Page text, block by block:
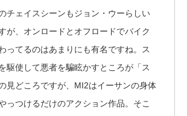
チェイスシーンもジョン・ウーらしい
が、オンロードとオフロードでバイク
ってるのはあまりにも有名ですね。ス
駆使して悪者を騙眩かすところが「ス
見どころですが、MI2はイーサンの身体
っつけるだけのアクション作品。そこ